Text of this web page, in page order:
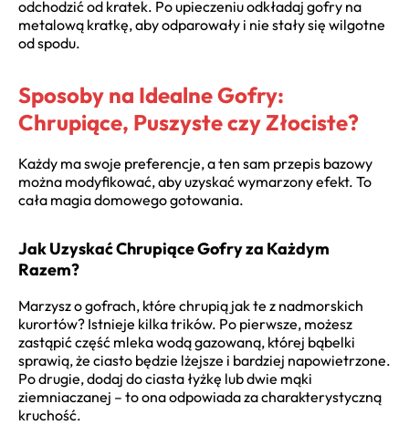
odchodzić od kratek. Po upieczeniu odkładaj gofry na
metalową kratkę, aby odparowały i nie stały się wilgotne
od spodu.
Sposoby na Idealne Gofry:
Chrupiące, Puszyste czy Złociste?
Każdy ma swoje preferencje, a ten sam przepis bazowy
można modyfikować, aby uzyskać wymarzony efekt. To
cała magia domowego gotowania.
Jak Uzyskać Chrupiące Gofry za Każdym
Razem?
Marzysz o gofrach, które chrupią jak te z nadmorskich
kurortów? Istnieje kilka trików. Po pierwsze, możesz
zastąpić część mleka wodą gazowaną, której bąbelki
sprawią, że ciasto będzie lżejsze i bardziej napowietrzone.
Po drugie, dodaj do ciasta łyżkę lub dwie mąki
ziemniaczanej – to ona odpowiada za charakterystyczną
kruchość.